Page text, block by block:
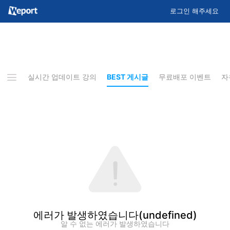
로그인 해주세요
사항 실시간 업데이트 강의 BEST 게시글 무료배포 이벤트
에러가 발생하였습니다(undefined)
알 수 없는 에러가 발생하였습니다